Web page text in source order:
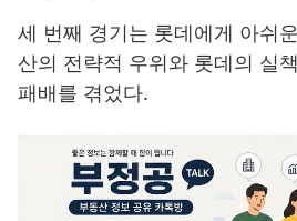
세 번째 경기는 롯데에게 아쉬
산의 전략적 우위와 롯데의 실
패배를 겪었다.